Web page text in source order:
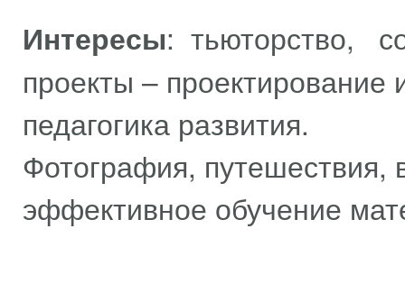
Интересы: тьюторство,
проекты – проектирование
педагогика развития.
Фотография,
эффективное обучение